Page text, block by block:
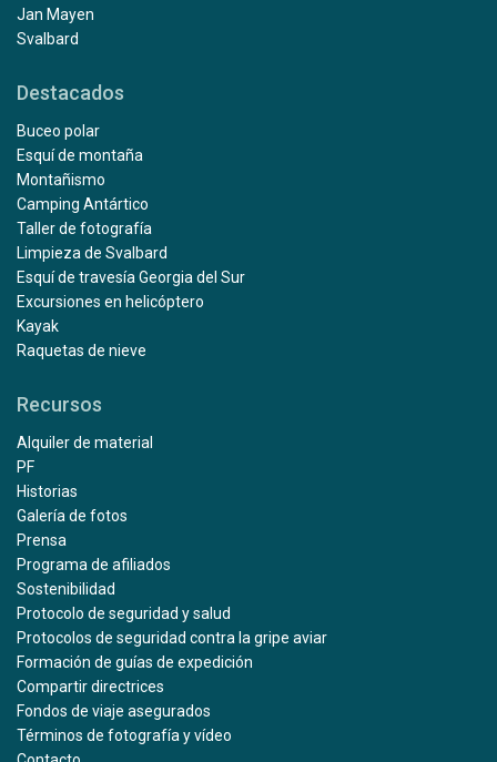
Jan Mayen
Svalbard
Destacados
Buceo polar
Esquí de montaña
Montañismo
Camping Antártico
Taller de fotografía
Limpieza de Svalbard
Esquí de travesía Georgia del Sur
Excursiones en helicóptero
Kayak
Raquetas de nieve
Recursos
Alquiler de material
PF
Historias
Galería de fotos
Prensa
Programa de afiliados
Sostenibilidad
Protocolo de seguridad y salud
Protocolos de seguridad contra la gripe aviar
Formación de guías de expedición
Compartir directrices
Fondos de viaje asegurados
Términos de fotografía y vídeo